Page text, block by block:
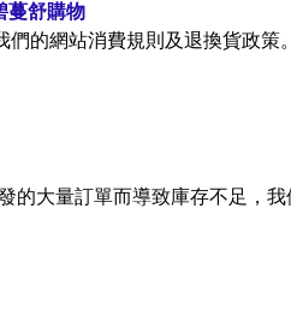
蔓舒購物
的網站消費規則及退換貨政策。
的大量訂單而導致庫存不足，